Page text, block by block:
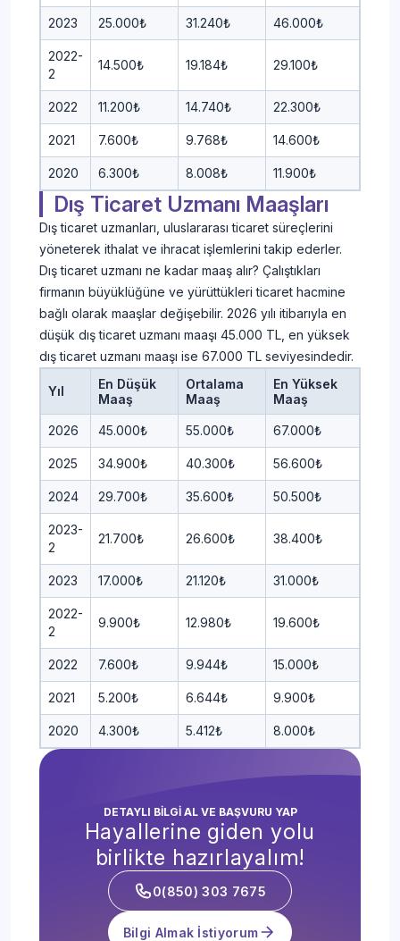
2023 25.000₺ 31.240₺ 46.000₺
2022-
2
14.500₺ 19.184₺ 29.100₺
2022 11.200₺ 14.740₺ 22.300₺
2021 7.600₺ 9.768₺ 14.600₺
2020 6.300₺ 8.008₺ 11.900₺
Dış Ticaret Uzmanı Maaşları
Dış ticaret uzmanları, uluslararası ticaret süreçlerini
yöneterek ithalat ve ihracat işlemlerini takip ederler.
Dış ticaret uzmanı ne kadar maaş alır? Çalıştıkları
firmanın büyüklüğüne ve yürüttükleri ticaret hacmine
bağlı olarak maaşlar değişebilir. 2026 yılı itibarıyla en
düşük dış ticaret uzmanı maaşı 45.000 TL, en yüksek
dış ticaret uzmanı maaşı ise 67.000 TL seviyesindedir.
Yıl
En Düşük
Maaş
Ortalama
Maaş
En Yüksek
Maaş
2026 45.000₺ 55.000₺ 67.000₺
2025 34.900₺ 40.300₺ 56.600₺
2024 29.700₺ 35.600₺ 50.500₺
2023-
2
21.700₺ 26.600₺ 38.400₺
2023 17.000₺ 21.120₺ 31.000₺
2022-
2
9.900₺ 12.980₺ 19.600₺
2022 7.600₺ 9.944₺ 15.000₺
2021 5.200₺ 6.644₺ 9.900₺
2020 4.300₺ 5.412₺ 8.000₺
DETAYLI BİLGİ AL VE BAŞVURU YAP
Hayallerine giden yolu
birlikte hazırlayalım!
0(850) 303 7675
Bilgi Almak İstiyorum